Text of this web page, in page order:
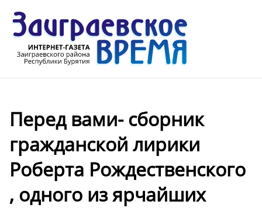
Перед вами- сборник
гражданской лирики
Роберта Рождественского
, одного из ярчайших